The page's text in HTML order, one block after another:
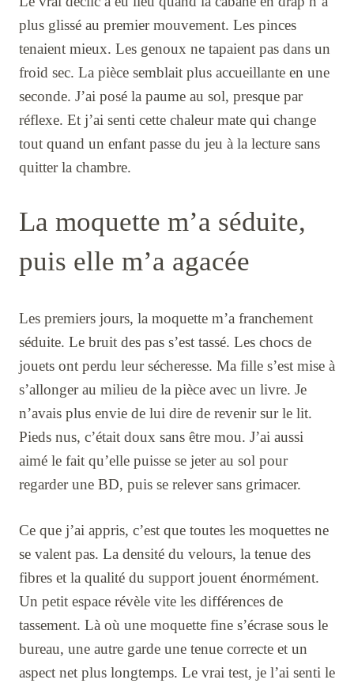
plus glissé au premier mouvement. Les pinces
tenaient mieux. Les genoux ne tapaient pas dans un
froid sec. La pièce semblait plus accueillante en une
seconde. J’ai posé la paume au sol, presque par
réflexe. Et j’ai senti cette chaleur mate qui change
tout quand un enfant passe du jeu à la lecture sans
quitter la chambre.
La moquette m’a séduite,
puis elle m’a agacée
Les premiers jours, la moquette m’a franchement
séduite. Le bruit des pas s’est tassé. Les chocs de
jouets ont perdu leur sécheresse. Ma fille s’est mise à
s’allonger au milieu de la pièce avec un livre. Je
n’avais plus envie de lui dire de revenir sur le lit.
Pieds nus, c’était doux sans être mou. J’ai aussi
aimé le fait qu’elle puisse se jeter au sol pour
regarder une BD, puis se relever sans grimacer.
Ce que j’ai appris, c’est que toutes les moquettes ne
se valent pas. La densité du velours, la tenue des
fibres et la qualité du support jouent énormément.
Un petit espace révèle vite les différences de
tassement. Là où une moquette fine s’écrase sous le
bureau, une autre garde une tenue correcte et un
aspect net plus longtemps. Le vrai test, je l’ai senti le